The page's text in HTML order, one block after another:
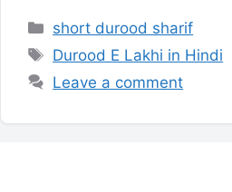
Categories
short durood sharif
Tags
Durood E Lakhi in Hindi
Leave a comment